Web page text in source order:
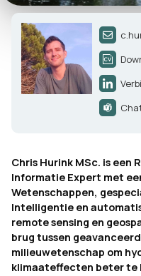
Chris Hurink MSc. is een
Informatie Expert met
Wetenschappen,
Intelligentie en
remote sensing en
brug tussen
milieuwetenschap om
klimaateffecten beter te